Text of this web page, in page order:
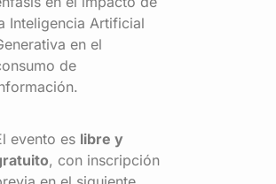
Inteligencia Artificial
en el
de
evento es libre y
, con inscripción